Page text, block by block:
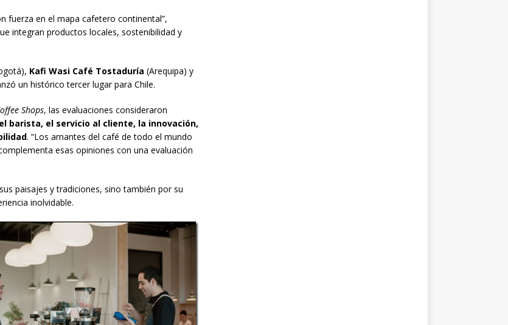
fuerza en el mapa cafetero continental”,
integran productos locales, sostenibilidad y
Kafi Wasi Café Tostaduría (Arequipa) y
un histórico tercer lugar para Chile.
Shops, las evaluaciones consideraron
barista, el servicio al cliente, la innovación,
. “Los amantes del café de todo el mundo
esas opiniones con una evaluación
paisajes y tradiciones, sino también por su
inolvidable.